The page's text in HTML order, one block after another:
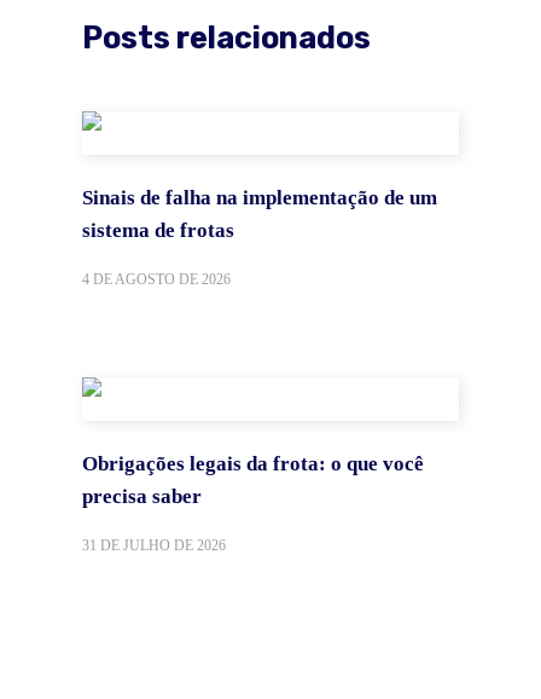
Posts relacionados
Sinais de falha na implementação de um
sistema de frotas
4 DE AGOSTO DE 2026
Obrigações legais da frota: o que você
precisa saber
31 DE JULHO DE 2026